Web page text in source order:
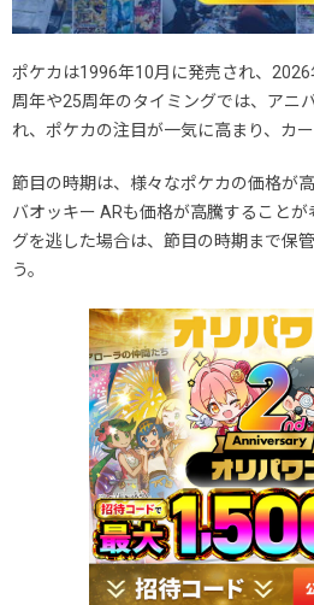
ポケカは1996年10月に発売され、
周年や25周年のタイミングでは、アニ
れ、ポケカの注目が一気に高まり、カ
節目の時期は、様々なポケカの価格が
バオッキー ARも価格が高騰すること
グを逃した場合は、節目の時期まで保
う。